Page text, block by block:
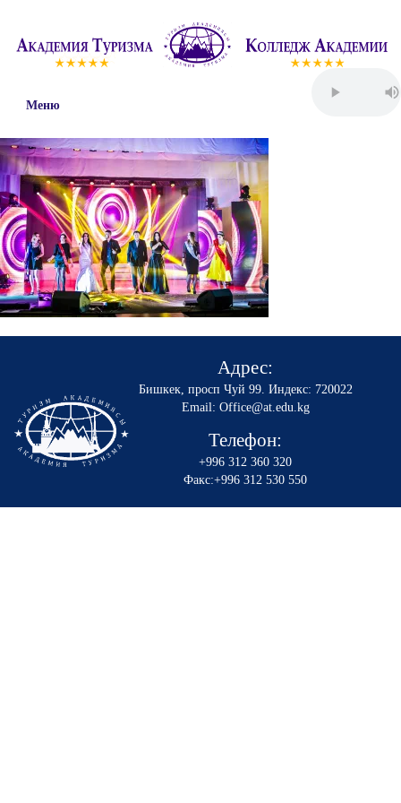
Меню
Адрес:
Бишкек, просп Чуй 99. Индекс: 720022
Email: Office@at.edu.kg
Телефон:
+996 312 360 320
Факс:+996 312 530 550